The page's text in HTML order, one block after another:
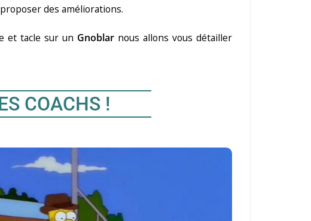
des améliorations.
et tacle sur un Gnoblar nous allons vous détailler
COACHS !